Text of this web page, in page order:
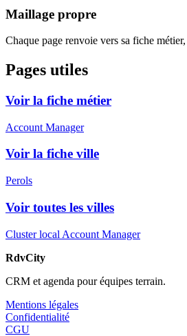
Maillage propre
Chaque page renvoie vers sa fiche
Pages utiles
Voir la fiche métier
Account Manager
Voir la fiche ville
Perols
Voir toutes les villes
Cluster local Account Manager
RdvCity
CRM et agenda pour équipes terrain.
Mentions légales
Confidentialité
CGU